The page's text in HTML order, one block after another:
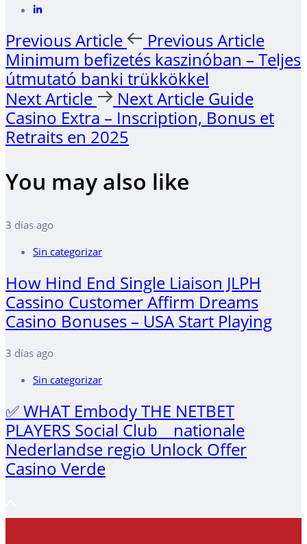
Previous Article
Previous Article
Minimum befizetés kaszinóban – Teljes
útmutató banki trükkökkel
Next Article
Next Article Guide
Casino Extra – Inscription, Bonus et
Retraits en 2025
You may also like
3 días ago
Sin categorizar
How Hind End Single Liaison JLPH
Cassino Customer Affirm Dreams
Casino Bonuses – USA Start Playing
3 días ago
Sin categorizar
✅ WHAT Embody THE NETBET
PLAYERS Social Club _ nationale
Nederlandse regio Unlock Offer
Casino Verde